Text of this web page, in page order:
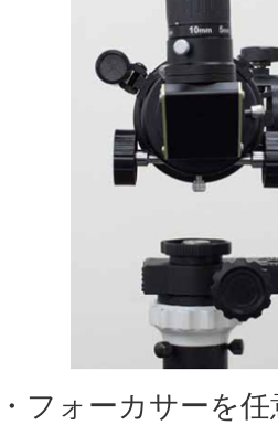
・フォーカサーを